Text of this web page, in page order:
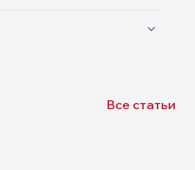
Все статьи